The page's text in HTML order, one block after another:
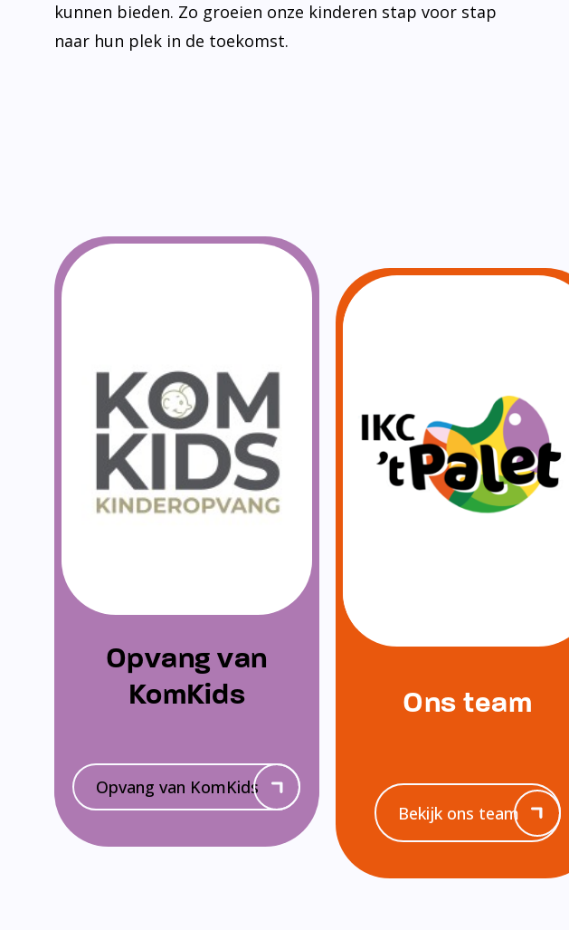
kunnen bieden. Zo groeien onze kinderen stap voor stap
naar hun plek in de toekomst.
Opvang van
KomKids
Opvang van KomKids
Ons team
Bekijk ons team